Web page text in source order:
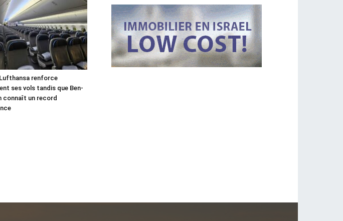
renforce
ses vols tandis que Ben-
connaît un record